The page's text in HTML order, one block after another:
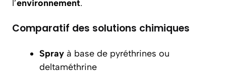
l’environnement.
Comparatif des solutions chimiques
Spray à base de pyréthrines ou
deltaméthrine